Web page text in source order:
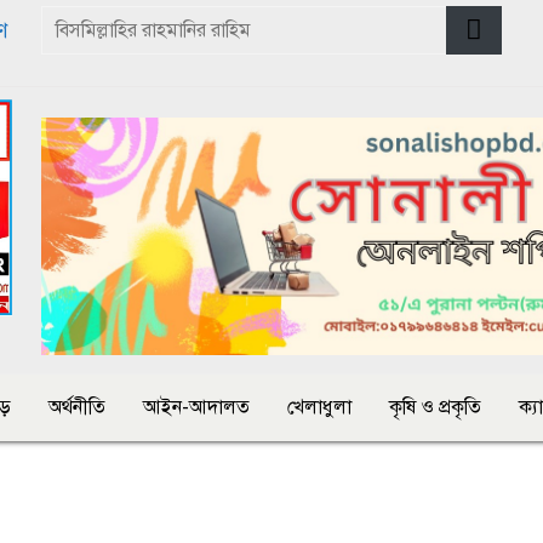
অর্থনীতি আইন-আদালত খেলাধুলা কৃষি ও প্রকৃতি